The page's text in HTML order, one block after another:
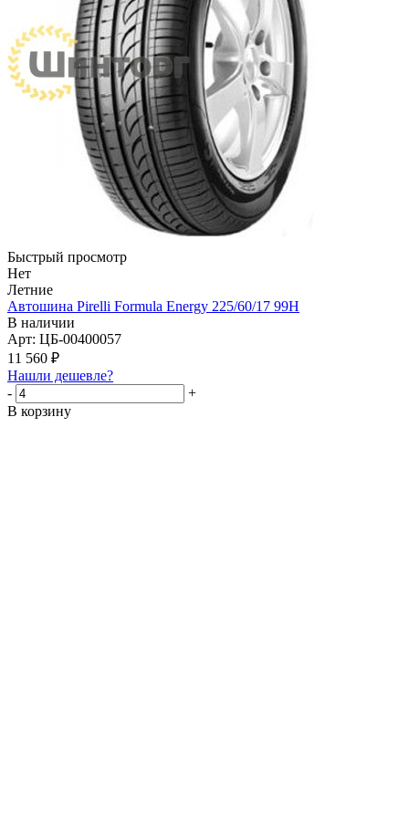
Быстрый просмотр
Нет
Летние
Автошина Pirelli Formula Energy 225/60/17 99H
В наличии
Арт: ЦБ-00400057
11 560 ₽
Нашли дешевле?
-
+
В корзину